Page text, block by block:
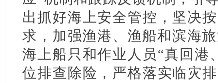
出抓好海上安全管控，坚决
求，加强渔港、渔船和滨海
海上船只和作业人员“真回港
位排查除险，严格落实临灾